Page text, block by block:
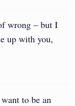
wrong – but I
up with you,
to be an